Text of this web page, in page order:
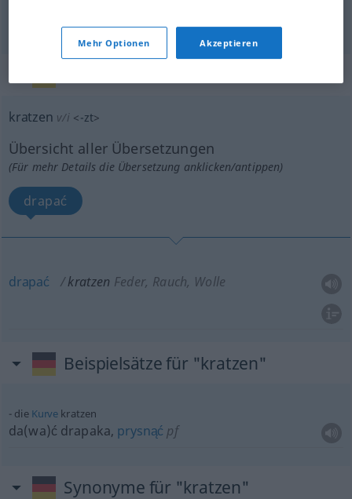
kratzen v/i <-zt>
Übersicht aller Übersetzungen
(Für mehr Details die Übersetzung anklicken/antippen)
drapać
drapać kratzen Feder, Rauch, Wolle
Beispielsätze für "kratzen"
die Kurve kratzen
da(wa)ć drapaka, prysnąć pf
Synonyme für "kratzen"
Mehr Optionen Akzeptieren